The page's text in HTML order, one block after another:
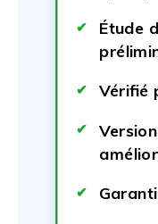
Étude
Vérifié